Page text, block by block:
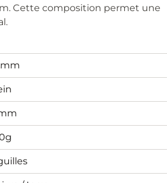
Cette composition permet une